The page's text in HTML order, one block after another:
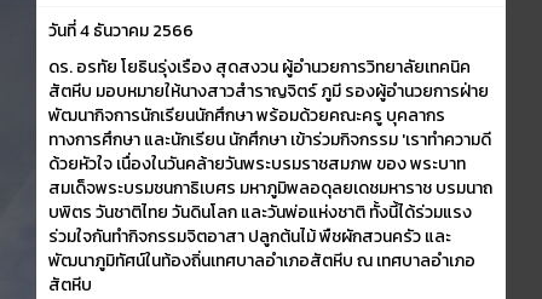
วันที่ 4 ธันวาคม 2566
ดร. อรทัย โยธินรุ่งเรือง สุดสงวน ผู้อำนวยการวิทยาลัยเทคนิค
สัตหีบ มอบหมายให้นางสาวสำราญจิตร์ ภูมี รองผู้อำนวยการฝ่าย
พัฒนากิจการนักเรียนนักศึกษา พร้อมด้วยคณะครู บุคลากร
ทางการศึกษา และนักเรียน นักศึกษา เข้าร่วมกิจกรรม 'เราทำความดี
ด้วยหัวใจ เนื่องในวันคล้ายวันพระบรมราชสมภพ ของ พระบาท
สมเด็จพระบรมชนกาธิเบศร มหาภูมิพลอดุลยเดชมหาราช บรมนาถ
บพิตร วันชาติไทย วันดินโลก และวันพ่อแห่งชาติ ทั้งนี้ได้ร่วมแรง
ร่วมใจกันทำกิจกรรมจิตอาสา ปลูกต้นไม้ พืชผักสวนครัว และ
พัฒนาภูมิทัศน์ในท้องถิ่นเทศบาลอำเภอสัตหีบ ณ เทศบาลอำเภอ
สัตหีบ